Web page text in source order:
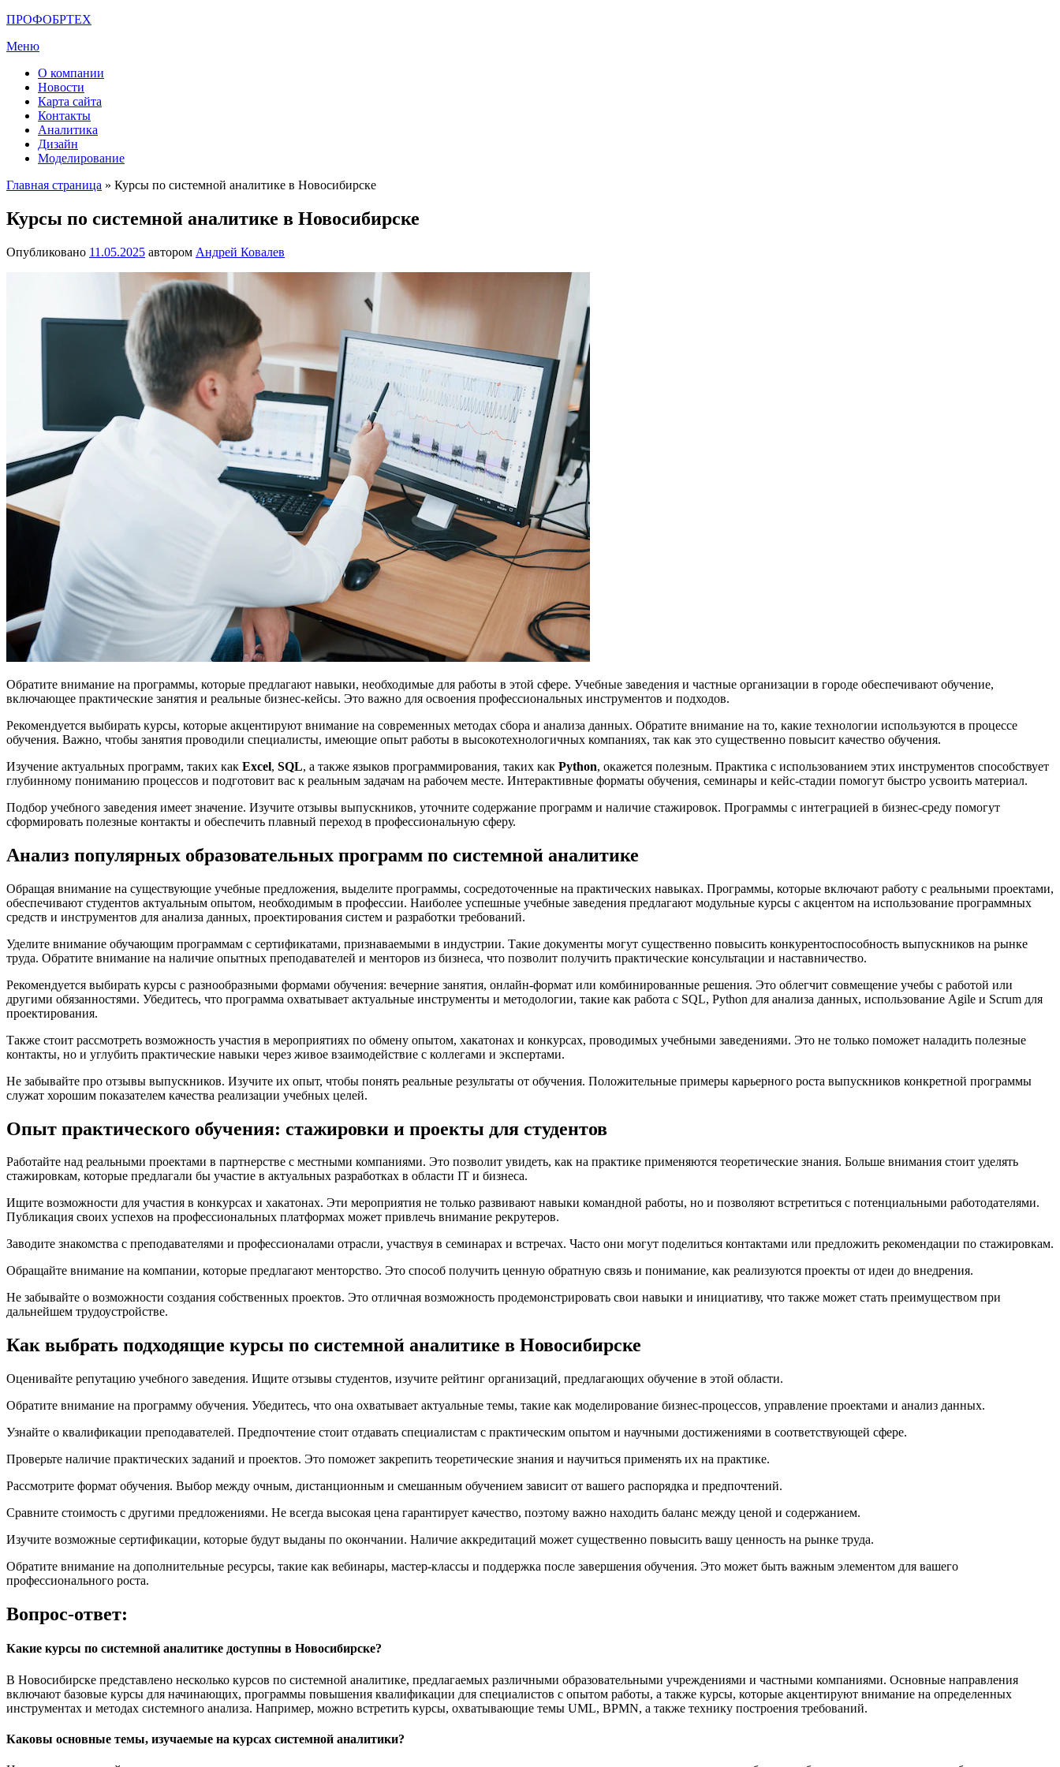
Перейти
содержимому
ПРОФОБРТЕХ
Меню
О компании
Новости
Карта сайта
Контакты
Аналитика
Дизайн
Моделирование
Главная страница » Курсы по системной аналитике в Новосибирске
Курсы по системной аналитике в Новосибирске
Опубликовано 11.05.2025 автором Андрей Ковалев
Обратите внимание на программы, которые предлагают навыки, необходимые для работы в этой сфере. Учебные заведения и частные организации в городе обеспечивают обучение,
включающее практические занятия и реальные бизнес-кейсы. Это важно для освоения профессиональных инструментов и подходов.
Рекомендуется выбирать курсы, которые акцентируют внимание на современных методах сбора и анализа данных. Обратите внимание на то, какие технологии используются в процессе
обучения. Важно, чтобы занятия проводили специалисты, имеющие опыт работы в высокотехнологичных компаниях, так как это существенно повысит качество обучения.
Изучение актуальных программ, таких как Excel, SQL, а также языков программирования, таких как Python, окажется полезным. Практика с использованием этих инструментов способствует
глубинному пониманию процессов и подготовит вас к реальным задачам на рабочем месте. Интерактивные форматы обучения, семинары и кейс-стадии помогут быстро усвоить материал.
Подбор учебного заведения имеет значение. Изучите отзывы выпускников, уточните содержание программ и наличие стажировок. Программы с интеграцией в бизнес-среду помогут
сформировать полезные контакты и обеспечить плавный переход в профессиональную сферу.
Анализ популярных образовательных программ по системной аналитике
Обращая внимание на существующие учебные предложения, выделите программы, сосредоточенные на практических навыках. Программы, которые включают работу с реальными проектами,
обеспечивают студентов актуальным опытом, необходимым в профессии. Наиболее успешные учебные заведения предлагают модульные курсы с акцентом на использование программных
средств и инструментов для анализа данных, проектирования систем и разработки требований.
Уделите внимание обучающим программам с сертификатами, признаваемыми в индустрии. Такие документы могут существенно повысить конкурентоспособность выпускников на рынке
труда. Обратите внимание на наличие опытных преподавателей и менторов из бизнеса, что позволит получить практические консультации и наставничество.
Рекомендуется выбирать курсы с разнообразными формами обучения: вечерние занятия, онлайн-формат или комбинированные решения. Это облегчит совмещение учебы с работой или
другими обязанностями. Убедитесь, что программа охватывает актуальные инструменты и методологии, такие как работа с SQL, Python для анализа данных, использование Agile и Scrum для
проектирования.
Также стоит рассмотреть возможность участия в мероприятиях по обмену опытом, хакатонах и конкурсах, проводимых учебными заведениями. Это не только поможет наладить полезные
контакты, но и углубить практические навыки через живое взаимодействие с коллегами и экспертами.
Не забывайте про отзывы выпускников. Изучите их опыт, чтобы понять реальные результаты от обучения. Положительные примеры карьерного роста выпускников конкретной программы
служат хорошим показателем качества реализации учебных целей.
Опыт практического обучения: стажировки и проекты для студентов
Работайте над реальными проектами в партнерстве с местными компаниями. Это позволит увидеть, как на практике применяются теоретические знания. Больше внимания стоит уделять
стажировкам, которые предлагали бы участие в актуальных разработках в области IT и бизнеса.
Ищите возможности для участия в конкурсах и хакатонах. Эти мероприятия не только развивают навыки командной работы, но и позволяют встретиться с потенциальными работодателями.
Публикация своих успехов на профессиональных платформах может привлечь внимание рекрутеров.
Заводите знакомства с преподавателями и профессионалами отрасли, участвуя в семинарах и встречах. Часто они могут поделиться контактами или предложить рекомендации по стажировкам.
Обращайте внимание на компании, которые предлагают менторство. Это способ получить ценную обратную связь и понимание, как реализуются проекты от идеи до внедрения.
Не забывайте о возможности создания собственных проектов. Это отличная возможность продемонстрировать свои навыки и инициативу, что также может стать преимуществом при
дальнейшем трудоустройстве.
Как выбрать подходящие курсы по системной аналитике в Новосибирске
Оценивайте репутацию учебного заведения. Ищите отзывы студентов, изучите рейтинг организаций, предлагающих обучение в этой области.
Обратите внимание на программу обучения. Убедитесь, что она охватывает актуальные темы, такие как моделирование бизнес-процессов, управление проектами и анализ данных.
Узнайте о квалификации преподавателей. Предпочтение стоит отдавать специалистам с практическим опытом и научными достижениями в соответствующей сфере.
Проверьте наличие практических заданий и проектов. Это поможет закрепить теоретические знания и научиться применять их на практике.
Рассмотрите формат обучения. Выбор между очным, дистанционным и смешанным обучением зависит от вашего распорядка и предпочтений.
Сравните стоимость с другими предложениями. Не всегда высокая цена гарантирует качество, поэтому важно находить баланс между ценой и содержанием.
Изучите возможные сертификации, которые будут выданы по окончании. Наличие аккредитаций может существенно повысить вашу ценность на рынке труда.
Обратите внимание на дополнительные ресурсы, такие как вебинары, мастер-классы и поддержка после завершения обучения. Это может быть важным элементом для вашего
профессионального роста.
Вопрос-ответ:
Какие курсы по системной аналитике доступны в Новосибирске?
В Новосибирске представлено несколько курсов по системной аналитике, предлагаемых различными образовательными учреждениями и частными компаниями. Основные направления
включают базовые курсы для начинающих, программы повышения квалификации для специалистов с опытом работы, а также курсы, которые акцентируют внимание на определенных
инструментах и методах системного анализа. Например, можно встретить курсы, охватывающие темы UML, BPMN, а также технику построения требований.
Каковы основные темы, изучаемые на курсах системной аналитики?